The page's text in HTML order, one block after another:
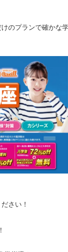
のプランで確かな
さい！